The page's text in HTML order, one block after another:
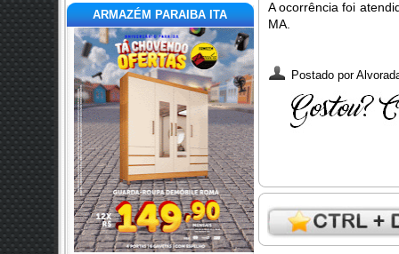
ARMAZÉM PARAIBA ITA
A ocorrência foi
MA.
Postado por